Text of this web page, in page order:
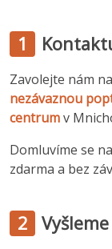
1
Zavolejte nám
nezávaznou
centrumv
Domluvíme se
zdarma a bez
2